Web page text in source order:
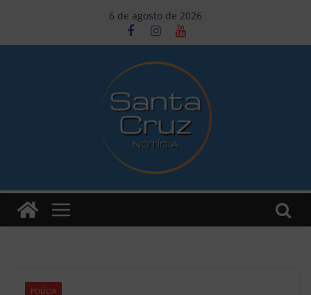
o
6 de agosto de 2026
POLÍCIA